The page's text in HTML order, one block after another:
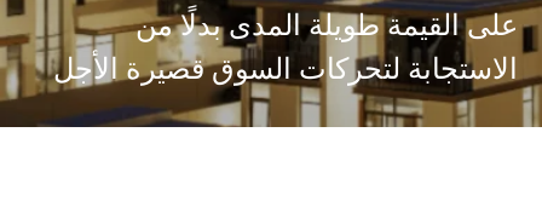
على القيمة طويلة المدى بدلًا من
الاستجابة لتحركات السوق قصيرة الأجل